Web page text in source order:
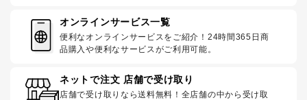
オンラインサービス一覧
便利なオンラインサービスをご紹介！24時間365日商
品購入や便利なサービスがご利用可能。
ネットで注文 店舗で受け取り
店舗で受け取りなら送料無料！全店舗の中から受け取